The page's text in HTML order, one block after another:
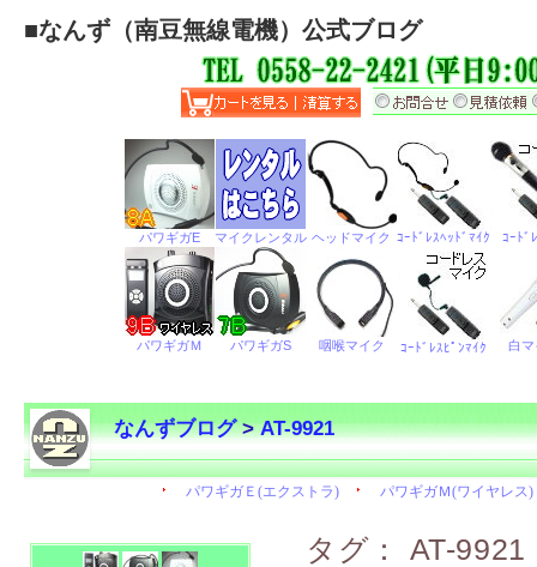
■なんず（南豆無線電機）公式ブログ
なんずブログ>AT-9921
タグ： AT-9921